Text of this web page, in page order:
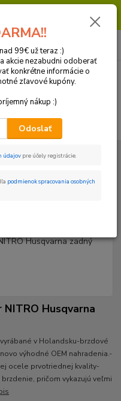
poštovné ZDARMA.
Brzdový kotúč Moto-
Master
Husqvarna
v Holandsku-brzdové
výhodné OEM nahradenia.-
ocele prvotriednej kvality-
pričom vykazujú veľmi
99€ už teraz :)
akcie nezabudni odoberať
konkrétne informácie o
zľavové kupóny.
nákup :)
Odoslať
údajov pre účely registrácie.
podmienok spracovania osobných